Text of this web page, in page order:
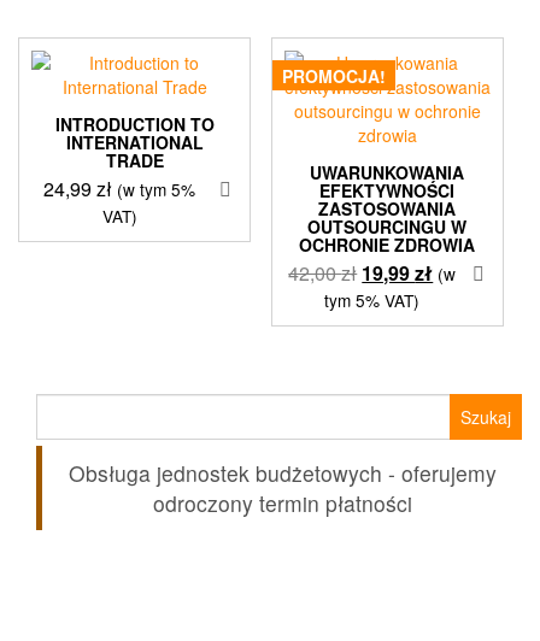
INTRODUCTION TO
INTERNATIONAL
TRADE
24,99zł (w tym 5%
VAT)
PROMOCJA!
UWARUNKOWANIA
EFEKTYWNOŚCI
ZASTOSOWANIA
OUTSOURCINGU W
OCHRONIE ZDROWIA
42,00zł Pierwotna
cena
wynosiła:
19,99złAktualna
wynosi:
(w
tym 5% VAT)
Obsługa jednostek budżetowych - oferujemy
odroczony termin płatności